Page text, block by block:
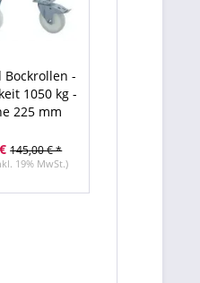
Bockrollen -
1050 kg -
225 mm
145,00 € *
19% MwSt.)